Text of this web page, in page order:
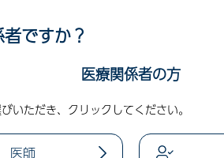
ですか？
医療関係者の方
いただき、クリックしてください。
医師